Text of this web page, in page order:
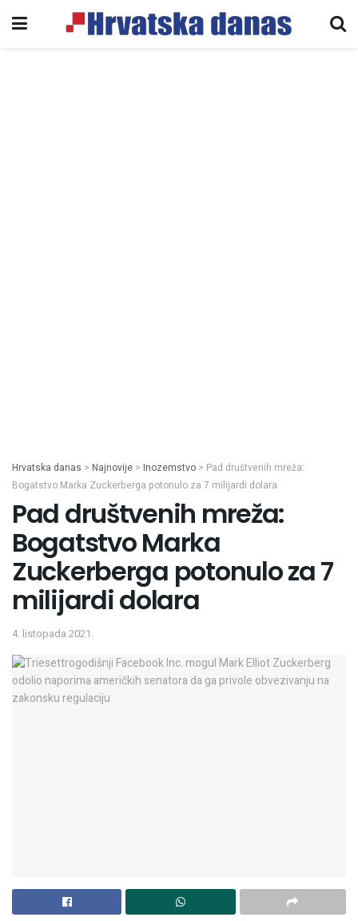
Hrvatska danas > Najnovije > Inozemstvo > Pad društvenih mreža:
Bogatstvo Marka Zuckerberga potonulo za 7 milijardi dolara
Pad društvenih mreža:
Bogatstvo Marka
Zuckerberga potonulo za 7
milijardi dolara
4. listopada 2021.